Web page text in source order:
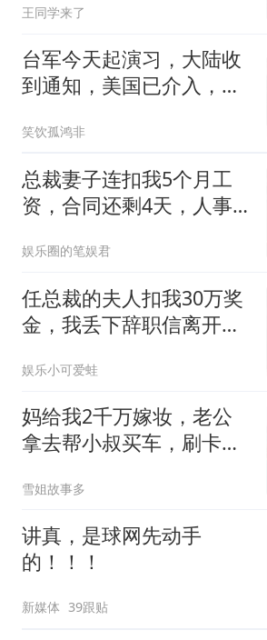
王同学来了
台军今天起演习，大陆收
到通知，美国已介入，日
笑饮孤鸿非
总裁妻子连扣我5个月工
资，合同还剩4天，人事
娱乐圈的笔娱君
任总裁的夫人扣我30万奖
金，我丢下辞职信离开，
你签约
娱乐小可爱蛙
妈给我2千万嫁妆，老公
拿去帮小叔买车，刷卡时
雪姐故事多
讲真，是球网先动手
的！！！
新媒体 39跟贴